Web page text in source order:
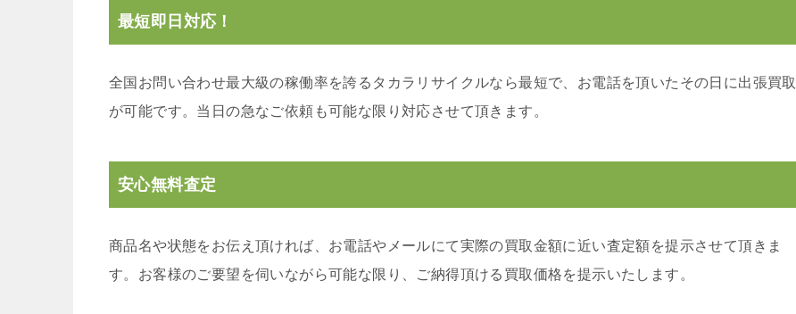
最短即日対応！
全国お問い合わせ最大級の稼働率を誇るタカラリサイクルなら最短で、お電話を頂いたその日に出張買取
が可能です。当日の急なご依頼も可能な限り対応させて頂きます。
安心無料査定
商品名や状態をお伝え頂ければ、お電話やメールにて実際の買取金額に近い査定額を提示させて頂きま
す。お客様のご要望を伺いながら可能な限り、ご納得頂ける買取価格を提示いたします。